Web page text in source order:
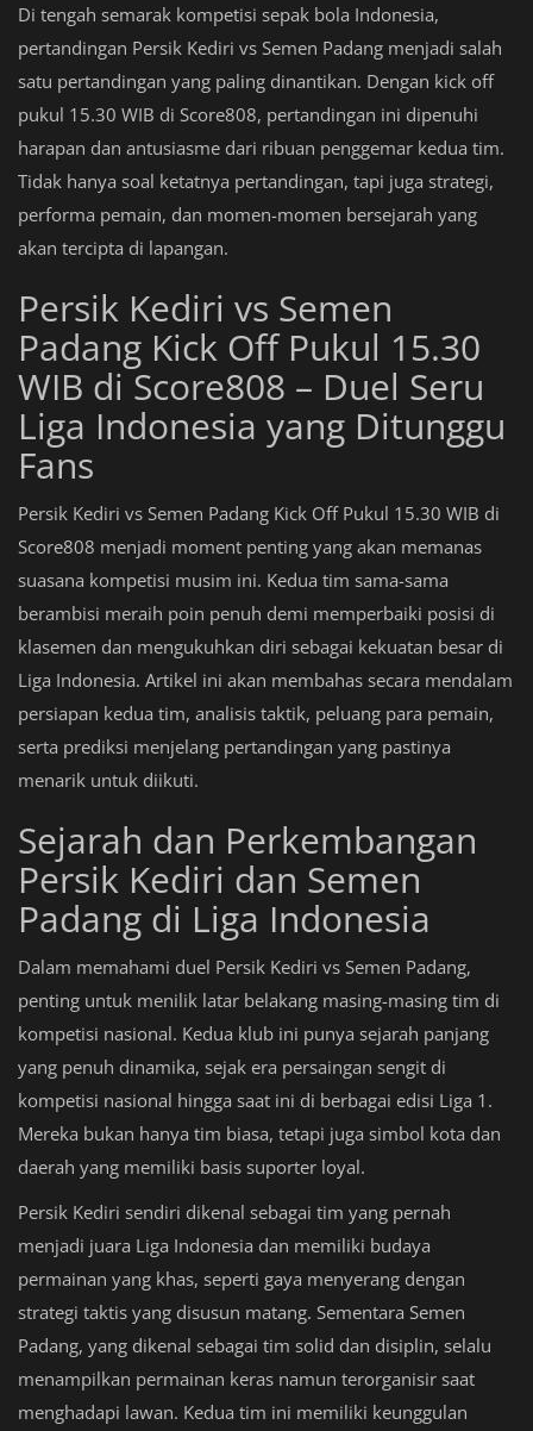
Di tengah semarak kompetisi sepak bola Indonesia,
pertandingan Persik Kediri vs Semen Padang menjadi salah
satu pertandingan yang paling dinantikan. Dengan kick off
pukul 15.30 WIB di Score808, pertandingan ini dipenuhi
harapan dan antusiasme dari ribuan penggemar kedua tim.
Tidak hanya soal ketatnya pertandingan, tapi juga strategi,
performa pemain, dan momen-momen bersejarah yang
akan tercipta di lapangan.
Persik Kediri vs Semen
Padang Kick Off Pukul 15.30
WIB di Score808 – Duel Seru
Liga Indonesia yang Ditunggu
Fans
Persik Kediri vs Semen Padang Kick Off Pukul 15.30 WIB di
Score808 menjadi moment penting yang akan memanas
suasana kompetisi musim ini. Kedua tim sama-sama
berambisi meraih poin penuh demi memperbaiki posisi di
klasemen dan mengukuhkan diri sebagai kekuatan besar di
Liga Indonesia. Artikel ini akan membahas secara mendalam
persiapan kedua tim, analisis taktik, peluang para pemain,
serta prediksi menjelang pertandingan yang pastinya
menarik untuk diikuti.
Sejarah dan Perkembangan
Persik Kediri dan Semen
Padang di Liga Indonesia
Dalam memahami duel Persik Kediri vs Semen Padang,
penting untuk menilik latar belakang masing-masing tim di
kompetisi nasional. Kedua klub ini punya sejarah panjang
yang penuh dinamika, sejak era persaingan sengit di
kompetisi nasional hingga saat ini di berbagai edisi Liga 1.
Mereka bukan hanya tim biasa, tetapi juga simbol kota dan
daerah yang memiliki basis suporter loyal.
Persik Kediri sendiri dikenal sebagai tim yang pernah
menjadi juara Liga Indonesia dan memiliki budaya
permainan yang khas, seperti gaya menyerang dengan
strategi taktis yang disusun matang. Sementara Semen
Padang, yang dikenal sebagai tim solid dan disiplin, selalu
menampilkan permainan keras namun terorganisir saat
menghadapi lawan. Kedua tim ini memiliki keunggulan